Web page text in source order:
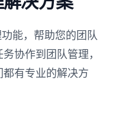
能，帮助您的团队
协作到团队管理，
有专业的解决方